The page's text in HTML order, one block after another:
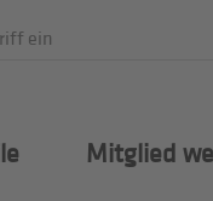
Mitglied